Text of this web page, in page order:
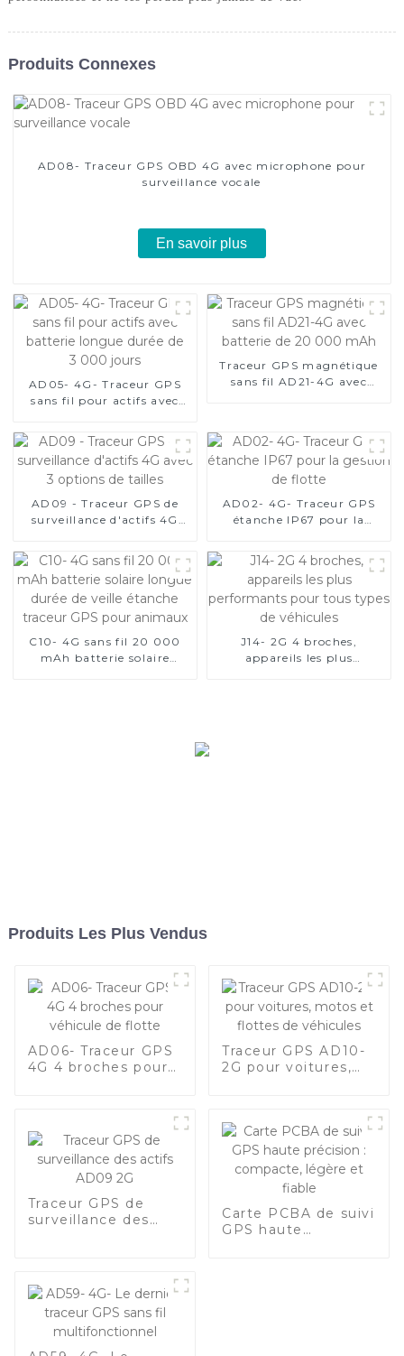
Produits Connexes
AD08- Traceur GPS OBD 4G avec microphone pour
surveillance vocale
En savoir plus
AD05- 4G- Traceur GPS
sans fil pour actifs avec
Traceur GPS magnétique
sans fil AD21-4G avec
AD09 - Traceur GPS de
surveillance d'actifs 4G
AD02- 4G- Traceur GPS
étanche IP67 pour la
C10- 4G sans fil 20 000
mAh batterie solaire
J14- 2G 4 broches,
appareils les plus
Produits Les Plus Vendus
AD06- Traceur GPS
4G 4 broches pour
Traceur GPS AD10-
2G pour voitures,
Traceur GPS de
surveillance des
Carte PCBA de suivi
GPS haute